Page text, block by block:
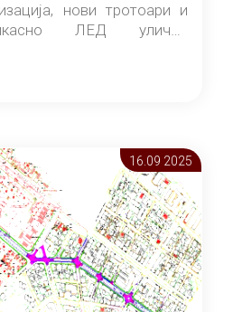
нови тротоари и
ЛЕД улично
16.09 2025